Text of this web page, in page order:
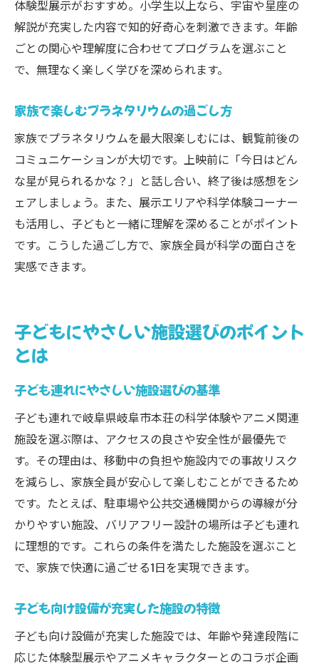
体験型展示がおすすめ。小学生以上なら、宇宙や星座の
解説が充実した内容で知的好奇心を刺激できます。年齢
ごとの関心や理解度に合わせてプログラムを選ぶこと
で、無理なく楽しく学びを深められます。
家族で楽しむプラネタリウムの過ごし方
家族でプラネタリウムを最大限楽しむには、観覧前後の
コミュニケーションが大切です。上映前に「今日はどん
な星が見られるかな？」と話し合い、終了後は感想をシ
ェアしましょう。また、展示エリアや科学体験コーナー
も活用し、子どもと一緒に理解を深めることがポイント
です。こうした過ごし方で、家族全員が科学の面白さを
実感できます。
子どもにやさしい施設選びのポイント
とは
子ども連れにやさしい施設選びの基準
子ども連れで岐阜県岐阜市本荘の科学体験やアニメ関連
施設を選ぶ際は、アクセスの良さや安全性が最優先で
す。その理由は、移動中の負担や施設内での事故リスク
を減らし、家族全員が安心して楽しむことができるため
です。たとえば、駐車場や公共交通機関からの導線が分
かりやすい施設、バリアフリー設計の場所は子ども連れ
に理想的です。これらの条件を満たした施設を選ぶこと
で、家族で快適に過ごせる1日を実現できます。
子ども向け設備が充実した施設の特徴
子ども向け設備が充実した施設では、年齢や発達段階に
応じた体験型展示やアニメキャラクターとのコラボ企画